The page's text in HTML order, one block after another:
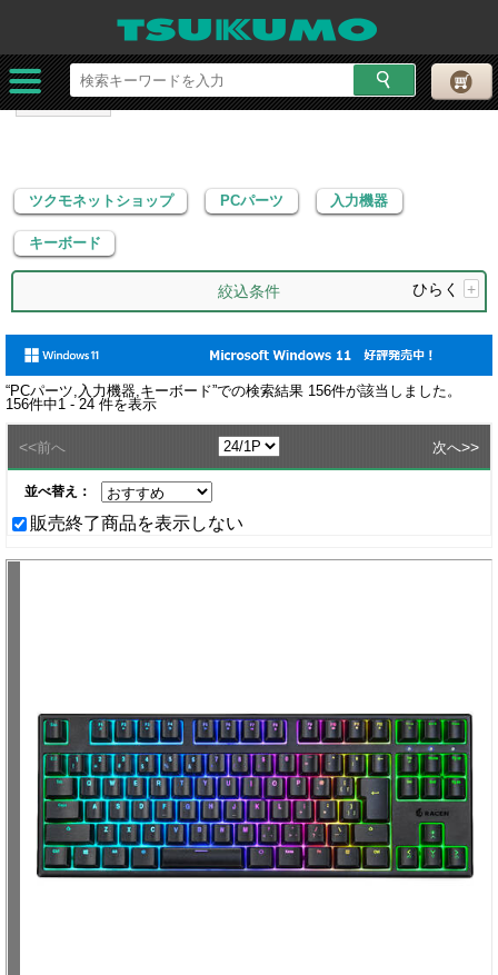
ツクモネットショップ PCパーツ
キーボード
ツクモネットショップ PCパーツ 入力機器
キーボード
絞込条件 ひらく +
“PCパーツ,入力機器,キーボード”での検索結果 156件が該当しました。
156件中1 - 24 件を表示
<<前へ 次へ>>
並べ替え：
販売終了商品を表示しない